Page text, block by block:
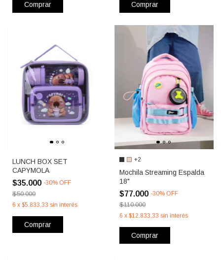
Comprar Comprar
LUNCH BOX SET
CAPYMOLA
$35.000 -30% OFF
$50.000
6 x $5.833,33 sin interés
Comprar
+2
Mochila Streaming Espalda
18"
$77.000 -30% OFF
$110.000
6 x $12.833,33 sin interés
Comprar